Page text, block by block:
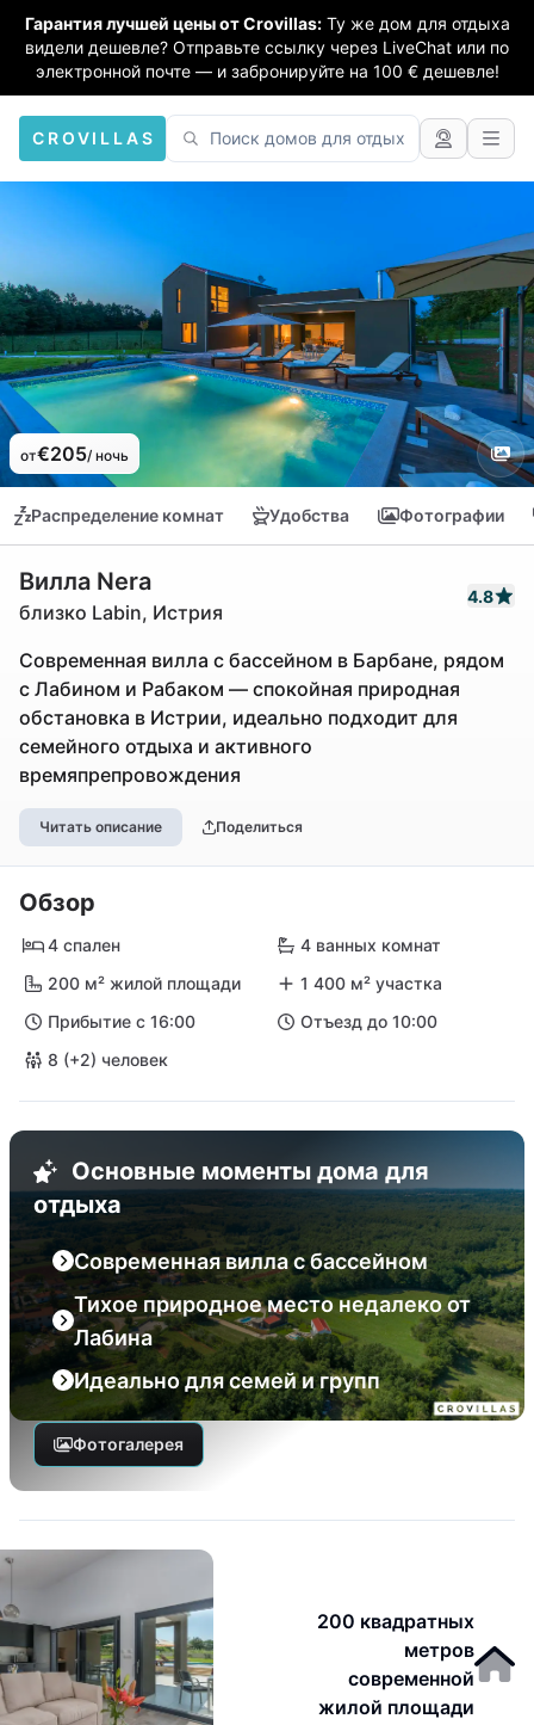
Гарантия лучшей цены от Crovillas: Ту же дом для отдыха
видели дешевле? Отправьте ссылку через LiveChat или по
электронной почте — и забронируйте на 100 € дешевле!
CROVILLAS
от€205/ ночь
Распределение комнат Удобства Фотографии
Вилла Nera
близко Labin, Истрия
4.8
Современная вилла с бассейном в Барбане, рядом
с Лабином и Рабаком — спокойная природная
обстановка в Истрии, идеально подходит для
семейного отдыха и активного
времяпрепровождения
Читать описание Поделиться
Обзор
4 спален
4 ванных комнат
200 м² жилой площади
1 400 м² участка
Прибытие с 16:00
Отъезд до 10:00
8 (+2) человек
Основные моменты дома для
отдыха
Современная вилла с бассейном
Тихое природное место недалеко от
Лабина
Идеально для семей и групп
Фотогалерея
200 квадратных
метров
современной
жилой площади